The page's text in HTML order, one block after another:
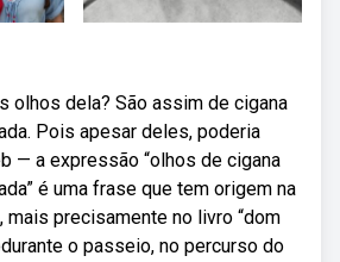
olhos dela? São assim de cigana
Pois apesar deles, poderia
— a expressão “olhos de cigana
é uma frase que tem origem na
mais precisamente no livro “dom
o passeio, no percurso do